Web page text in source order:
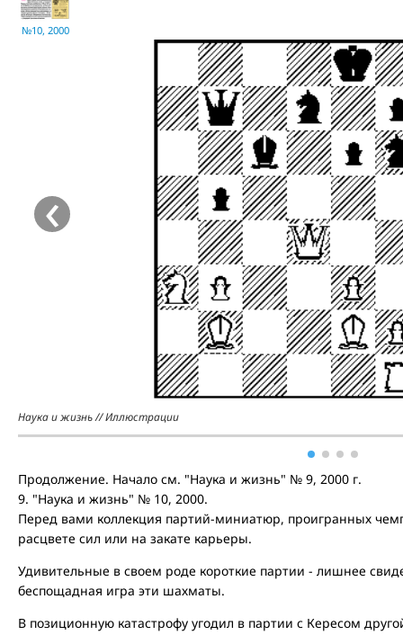
№10, 2000
Наука и жизнь // Иллюстрации
‹
Продолжение. Начало см. "Наука и жизнь" № 9, 2000 г.
9. "Наука и жизнь" № 10, 2000.
Перед вами коллекция партий-миниатюр, проигранных
расцвете сил или на закате карьеры.
Удивительные в своем роде короткие партии - лишнее
беспощадная игра эти шахматы.
В позиционную катастрофу угодил в партии с Кересом